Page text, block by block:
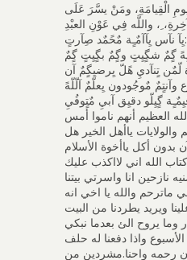
الْقِيامَةِ، ومَنْ يسَّرَ عَلَى
ِ، واللَّه فِي عَوْنِ العبْدِ
نآس يِآآمٌـٍة مٌحًمٌد صِآرتٍ
گٍمٌ شگٍيِتٍ وگٍمٌ بگٍيِتٍ گٍمٌ
لّمٌن تٍنآديِ هًلّ يِرضيِگٍمٌ آن
مٌوجُودون يِعلّمٌ آلّلّهً
گٍيِلّو دقيِق آبيِ مٌتٍوفُيِ
ﺍﻟﻌﻈﻴﻢ ﺃﻧﻬﻢ ﻧﺎﻣﻮﺍ ﺃﻣﺲ
ﻳﺎﺃﻫﻞ ﺍﻟﺨﻴﺮ ﻫﻞ
ﺃﻛﻞ ﻳﺎﺃﺧﻮﺓ الأسلام
الله اني لااكذب عليك
نازحين انا واسرتي بيتنا
ماترحم والله يا اخي انه
ويريد يطردنا من البيت
وما يروح الئ بعدما نبكي
واذا دفعنا له حلف
رحمه واحنا.مشردين من